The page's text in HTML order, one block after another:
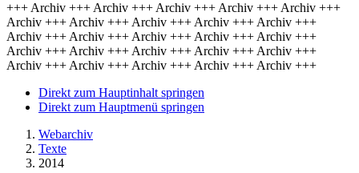
+++ Archiv +++ Archiv +++ Archiv +++ Archiv +++ Archiv +++
Archiv +++ Archiv +++ Archiv +++ Archiv +++ Archiv +++
Archiv +++ Archiv +++ Archiv +++ Archiv +++ Archiv +++
Archiv +++ Archiv +++ Archiv +++ Archiv +++ Archiv +++
Archiv +++ Archiv +++ Archiv +++ Archiv +++ Archiv +++
Direkt zum Hauptinhalt springen
Direkt zum Hauptmenü springen
Webarchiv
Texte
2014